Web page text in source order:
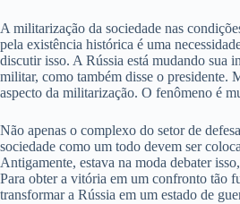
A militarização da sociedade nas
pela existência histórica é uma
discutir isso. A Rússia está mudando sua
militar, como também disse o presidente.
aspecto da militarização. O fenômeno é
Não apenas o complexo do setor de
sociedade como um todo devem ser
Antigamente, estava na moda debater
Para obter a vitória em um confronto tão
transformar a Rússia em um estado de